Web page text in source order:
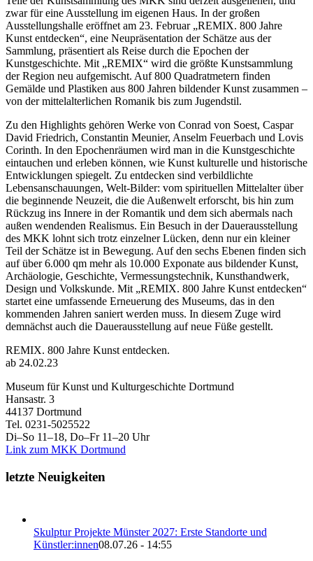
zwar für eine Ausstellung im eigenen Haus. In der großen
Ausstellungshalle eröffnet am 23. Februar „REMIX. 800 Jahre
Kunst entdecken“, eine Neupräsentation der Schätze aus der
Sammlung, präsentiert als Reise durch die Epochen der
Kunstgeschichte. Mit „REMIX“ wird die größte Kunstsammlung
der Region neu aufgemischt. Auf 800 Quadratmetern finden
Gemälde und Plastiken aus 800 Jahren bildender Kunst zusammen –
von der mittelalterlichen Romanik bis zum Jugendstil.
Zu den Highlights gehören Werke von Conrad von Soest, Caspar
David Friedrich, Constantin Meunier, Anselm Feuerbach und Lovis
Corinth. In den Epochenräumen wird man in die Kunstgeschichte
eintauchen und erleben können, wie Kunst kulturelle und historische
Entwicklungen spiegelt. Zu entdecken sind verbildlichte
Lebensanschauungen, Welt-Bilder: vom spirituellen Mittelalter über
die beginnende Neuzeit, die die Außenwelt erforscht, bis hin zum
Rückzug ins Innere in der Romantik und dem sich abermals nach
außen wendenden Realismus. Ein Besuch in der Dauerausstellung
des MKK lohnt sich trotz einzelner Lücken, denn nur ein kleiner
Teil der Schätze ist in Bewegung. Auf den sechs Ebenen finden sich
auf über 6.000 qm mehr als 10.000 Exponate aus bildender Kunst,
Archäologie, Geschichte, Vermessungstechnik, Kunsthandwerk,
Design und Volkskunde. Mit „REMIX. 800 Jahre Kunst entdecken“
startet eine umfassende Erneuerung des Museums, das in den
kommenden Jahren saniert werden muss. In diesem Zuge wird
demnächst auch die Dauerausstellung auf neue Füße gestellt.
REMIX. 800 Jahre Kunst entdecken.
ab 24.02.23
Museum für Kunst und Kulturgeschichte Dortmund
Hansastr. 3
44137 Dortmund
Tel. 0231-5025522
Di–So 11–18, Do–Fr 11–20 Uhr
Link zum MKK Dortmund
letzte Neuigkeiten
Skulptur Projekte Münster 2027: Erste Standorte und
Künstler:innen08.07.26 - 14:55